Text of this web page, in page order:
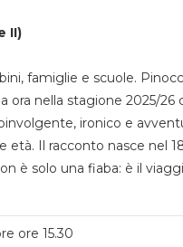
II)
famiglie e scuole.
ora nella stagione 2025/26
ironico e
Il racconto nasce nel
è solo una fiaba: è il
ore 15.30